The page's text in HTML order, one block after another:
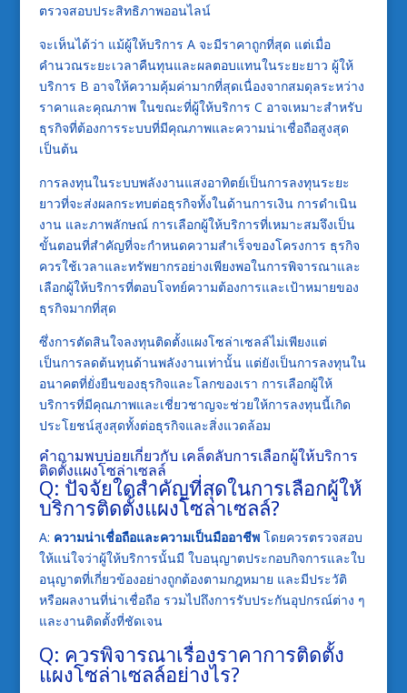
ตรวจสอบประสิทธิภาพออนไลน์
จะเห็นได้ว่า แม้ผู้ให้บริการ A จะมีราคาถูกที่สุด แต่เมื่อ
คำนวณระยะเวลาคืนทุนและผลตอบแทนในระยะยาว ผู้ให้
บริการ B อาจให้ความคุ้มค่ามากที่สุดเนื่องจากสมดุลระหว่าง
ราคาและคุณภาพ ในขณะที่ผู้ให้บริการ C อาจเหมาะสำหรับ
ธุรกิจที่ต้องการระบบที่มีคุณภาพและความน่าเชื่อถือสูงสุด
เป็นต้น
การลงทุนในระบบพลังงานแสงอาทิตย์เป็นการลงทุนระยะ
ยาวที่จะส่งผลกระทบต่อธุรกิจทั้งในด้านการเงิน การดำเนิน
งาน และภาพลักษณ์ การเลือกผู้ให้บริการที่เหมาะสมจึงเป็น
ขั้นตอนที่สำคัญที่จะกำหนดความสำเร็จของโครงการ ธุรกิจ
ควรใช้เวลาและทรัพยากรอย่างเพียงพอในการพิจารณาและ
เลือกผู้ให้บริการที่ตอบโจทย์ความต้องการและเป้าหมายของ
ธุรกิจมากที่สุด
ซึ่งการตัดสินใจลงทุนติดตั้งแผงโซล่าเซลล์ไม่เพียงแต่
เป็นการลดต้นทุนด้านพลังงานเท่านั้น แต่ยังเป็นการลงทุนใน
อนาคตที่ยั่งยืนของธุรกิจและโลกของเรา การเลือกผู้ให้
บริการที่มีคุณภาพและเชี่ยวชาญจะช่วยให้การลงทุนนี้เกิด
ประโยชน์สูงสุดทั้งต่อธุรกิจและสิ่งแวดล้อม
คำถามพบบ่อยเกี่ยวกับ เคล็ดลับการเลือกผู้ให้บริการ
ติดตั้งแผงโซล่าเซลล์
Q: ปัจจัยใดสำคัญที่สุดในการเลือกผู้ให้
บริการติดตั้งแผงโซล่าเซลล์?
A: ความน่าเชื่อถือและความเป็นมืออาชีพโดยควรตรวจสอบ
ให้แน่ใจว่าผู้ให้บริการนั้นมี ใบอนุญาตประกอบกิจการและใบ
อนุญาตที่เกี่ยวข้องอย่างถูกต้องตามกฎหมาย และมีประวัติ
หรือผลงานที่น่าเชื่อถือ รวมไปถึงการรับประกันอุปกรณ์ต่าง ๆ
และงานติดตั้งที่ชัดเจน
Q: ควรพิจารณาเรื่องราคาการติดตั้ง
แผงโซล่าเซลล์อย่างไร?